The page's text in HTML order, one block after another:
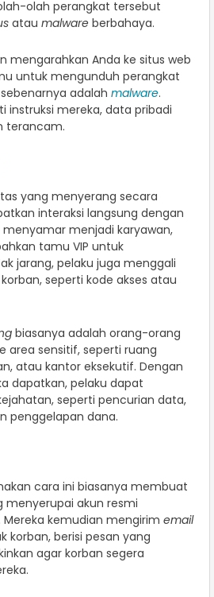
olah perangkat tersebut
atau malware berbahaya.
mengarahkan Anda ke situs web
untuk mengunduh perangkat
adalah malware.
instruksi mereka, data pribadi
terancam.
yang menyerang secara
interaksi langsung dengan
menjadi karyawan,
tamu VIP untuk
jarang, pelaku juga menggali
seperti kode akses atau
biasanya adalah orang-orang
area sensitif, seperti ruang
atau kantor eksekutif. Dengan
dapatkan, pelaku dapat
seperti pencurian data,
penggelapan dana.
cara ini biasanya membuat
menyerupai akun resmi
kemudian mengirim email
korban, berisi pesan yang
agar korban segera